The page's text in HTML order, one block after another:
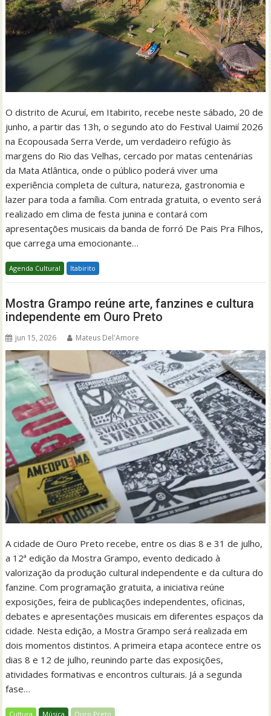
O distrito de Acuruí, em Itabirito, recebe neste sábado, 20 de
junho, a partir das 13h, o segundo ato do Festival Uaimií 2026
na Ecopousada Serra Verde, um verdadeiro refúgio às
margens do Rio das Velhas, cercado por matas centenárias
da Mata Atlântica, onde o público poderá viver uma
experiência completa de cultura, natureza, gastronomia e
lazer para toda a família. Com entrada gratuita, o evento será
realizado em clima de festa junina e contará com
apresentações musicais da banda de forró De Pais Pra Filhos,
que carrega uma emocionante…
Agenda Cultural Itabirito
Mostra Grampo reúne arte, fanzines e cultura
independente em Ouro Preto
jun 15, 2026 Mateus Del'Amore
A cidade de Ouro Preto recebe, entre os dias 8 e 31 de julho,
a 12ª edição da Mostra Grampo, evento dedicado à
valorização da produção cultural independente e da cultura do
fanzine. Com programação gratuita, a iniciativa reúne
exposições, feira de publicações independentes, oficinas,
debates e apresentações musicais em diferentes espaços da
cidade. Nesta edição, a Mostra Grampo será realizada em
dois momentos distintos. A primeira etapa acontece entre os
dias 8 e 12 de julho, reunindo parte das exposições,
atividades formativas e encontros culturais. Já a segunda
fase…
Cultura Música Ouro Preto